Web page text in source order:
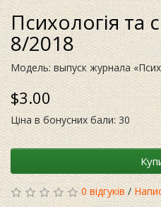
Психологія та
8/2018
Модель: выпуск журнала
$3.00
Ціна в бонусних бали: 30
0 відгуків /